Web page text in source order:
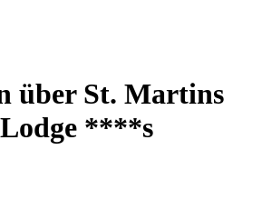
über St. Martins
****s